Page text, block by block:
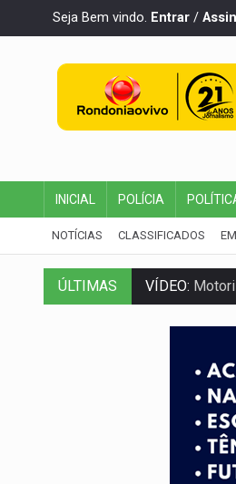
Seja Bem vindo. Entrar /
INICIAL POLÍCIA
NOTÍCIAS CLASSIFICADOS
ÚLTIMAS VÍDEO:
LAZER:Seis
INCLUSÃO:
DEFESA:
TEMAS